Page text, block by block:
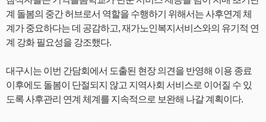
계 돌봄의 중간 허브로서 역할을 수행하기 위해서는 사후연계 체
계가 중요하다는 데 공감하고, 재가노인복지서비스와의 유기적 연
계 강화 필요성을 강조했다.
대구시는 이번 간담회에서 도출된 현장 의견을 반영해 이용 종료
이후에도 돌봄이 단절되지 않고 지역사회 서비스로 이어질 수 있
도록 사후관리 연계 체계를 지속적으로 보완해 나갈 계획이다.